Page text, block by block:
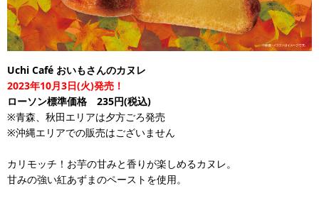
Uchi Café おいもさんのカヌレ
2023年10月3日(火)発売！
ローソン標準価格 235円(税込)
※青森、秋田エリアは夕方ごろ発売
※沖縄エリアでの販売はございません
カリモッチ！お芋の甘みと香りが楽しめるカヌレ。
甘みの強い紅あずまのペーストを使用。